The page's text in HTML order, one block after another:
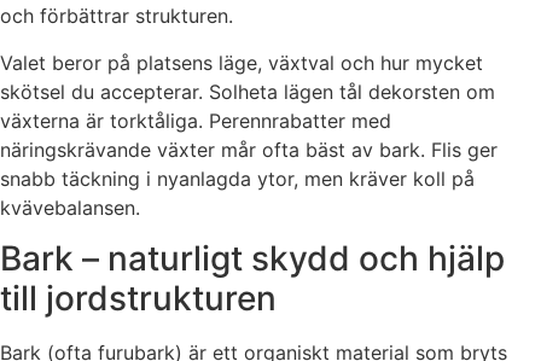
och förbättrar strukturen.
Valet beror på platsens läge, växtval och hur mycket
skötsel du accepterar. Solheta lägen tål dekorsten om
växterna är torktåliga. Perennrabatter med
näringskrävande växter mår ofta bäst av bark. Flis ger
snabb täckning i nyanlagda ytor, men kräver koll på
kvävebalansen.
Bark – naturligt skydd och hjälp
till jordstrukturen
Bark (ofta furubark) är ett organiskt material som bryts